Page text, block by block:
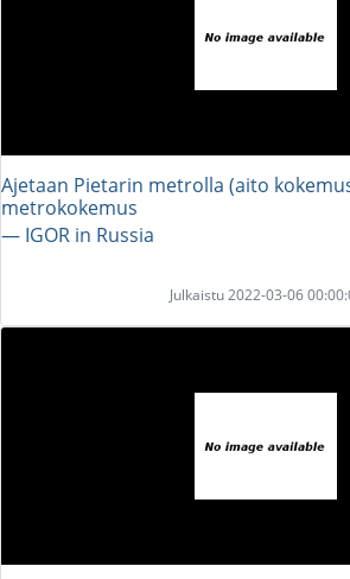
Ajetaan Pietarin metrolla (aito
metrokokemus
― IGOR in Russia
Julkaistu 2022-03-06